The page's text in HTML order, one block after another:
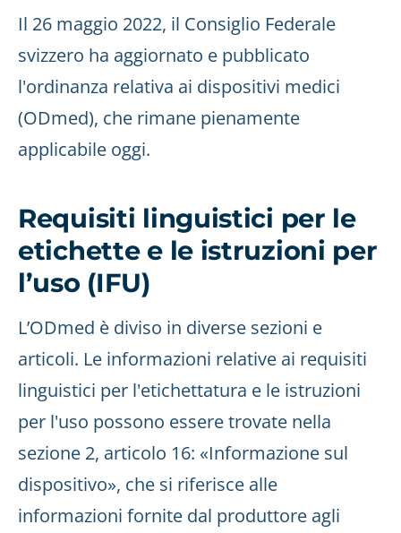
Il 26 maggio 2022, il Consiglio Federale
svizzero ha aggiornato e pubblicato
l'ordinanza relativa ai dispositivi medici
(ODmed), che rimane pienamente
applicabile oggi.
Requisiti linguistici per le
etichette e le istruzioni per
l’uso (IFU)
L’ODmed è diviso in diverse sezioni e
articoli. Le informazioni relative ai requisiti
linguistici per l'etichettatura e le istruzioni
per l'uso possono essere trovate nella
sezione 2, articolo 16: «Informazione sul
dispositivo», che si riferisce alle
informazioni fornite dal produttore agli